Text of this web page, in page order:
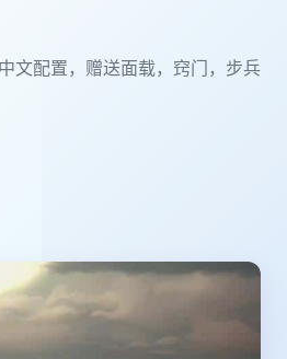
文配置，赠送面载，窍门，步兵